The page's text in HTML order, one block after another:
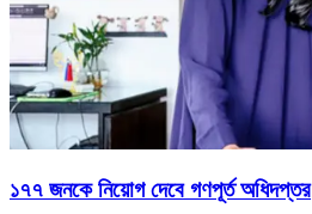
১৭৭ জনকে নিয়োগ দেবে গণপূর্ত অধিদপ্তর